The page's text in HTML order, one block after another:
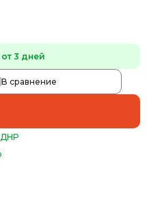
3 дней
В сравнение
ДНР